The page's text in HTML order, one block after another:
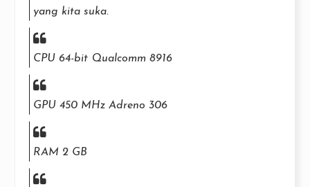
yang kita suka.
CPU 64-bit Qualcomm 8916
GPU 450 MHz Adreno 306
RAM 2 GB